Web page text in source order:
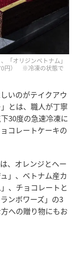
「オリジンベトナム」
円） ※冷凍の状態で
いのがテイクアウ
とは、職人が丁寧
30度の急速冷凍に
コレートケーキの
、オレンジとヘー
」、ベトナム産カ
、チョコレートと
ンボワーズ」の3
への贈り物にもお